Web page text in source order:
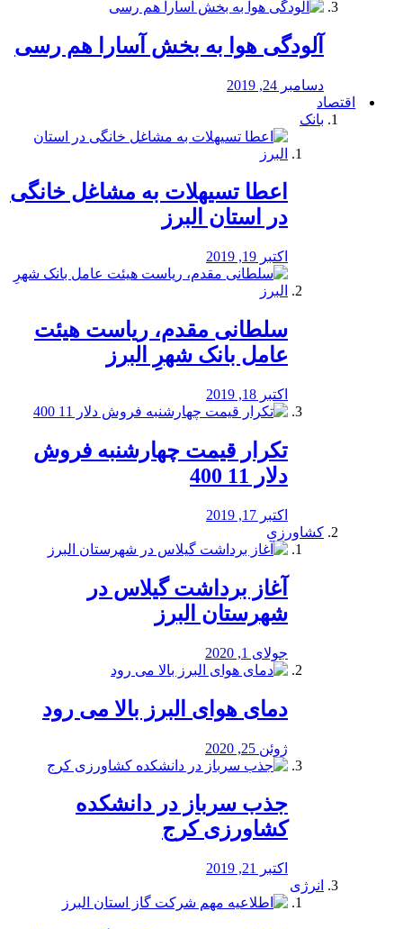
آلودگی هوا به بخش آسارا هم رسی
دسامبر 24, 2019
اقتصاد
بانک
️اعطا تسیهلات به مشاغل خانگی
در استان البرز
اکتبر 19, 2019
سلطانی مقدم، ریاست هیئت
عامل بانک شهرِ البرز
اکتبر 18, 2019
تکرار قیمت چهارشنبه فروش
دلار 11 400
اکتبر 17, 2019
کشاورزی
آغاز برداشت گیلاس در
شهرستان البرز
جولای 1, 2020
دمای هوای البرز بالا می رود
ژوئن 25, 2020
جذب سرباز در دانشکده
کشاورزی کرج
اکتبر 21, 2019
انرژی